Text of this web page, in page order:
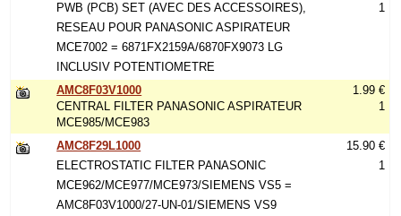
PWB (PCB) SET (AVEC DES ACCESSOIRES),
RESEAU POUR PANASONIC ASPIRATEUR
MCE7002 = 6871FX2159A/6870FX9073 LG
INCLUSIV POTENTIOMETRE
1
AMC8F03V1000
CENTRAL FILTER PANASONIC ASPIRATEUR
MCE985/MCE983
1.99 €
1
AMC8F29L1000
ELECTROSTATIC FILTER PANASONIC
MCE962/MCE977/MCE973/SIEMENS VS5 =
AMC8F03V1000/27-UN-01/SIEMENS VS9
15.90 €
1